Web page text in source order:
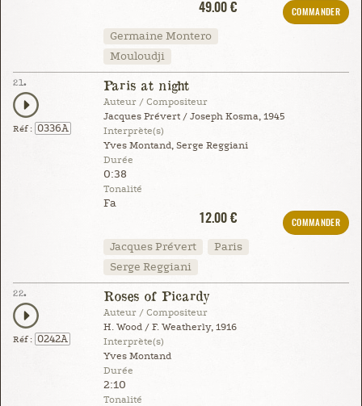
49.00 €
COMMANDER
Germaine Montero
Mouloudji
21.
Réf : 0336A
Paris at night
Auteur / Compositeur
Jacques Prévert / Joseph Kosma, 1945
Interprète(s)
Yves Montand, Serge Reggiani
Durée
0:38
Tonalité
Fa
12.00 €
COMMANDER
Jacques Prévert
Paris
Serge Reggiani
22.
Réf : 0242A
Roses of Picardy
Auteur / Compositeur
H. Wood / F. Weatherly, 1916
Interprète(s)
Yves Montand
Durée
2:10
Tonalité